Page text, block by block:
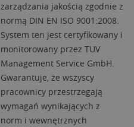
zarządzania jakością zgodnie z
normą DIN EN ISO 9001:2008.
System ten jest certyfikowany i
monitorowany przez TUV
Management Service GmbH.
Gwarantuje, że wszyscy
pracownicy przestrzegają
wymagań wynikających z
norm i wewnętrznych